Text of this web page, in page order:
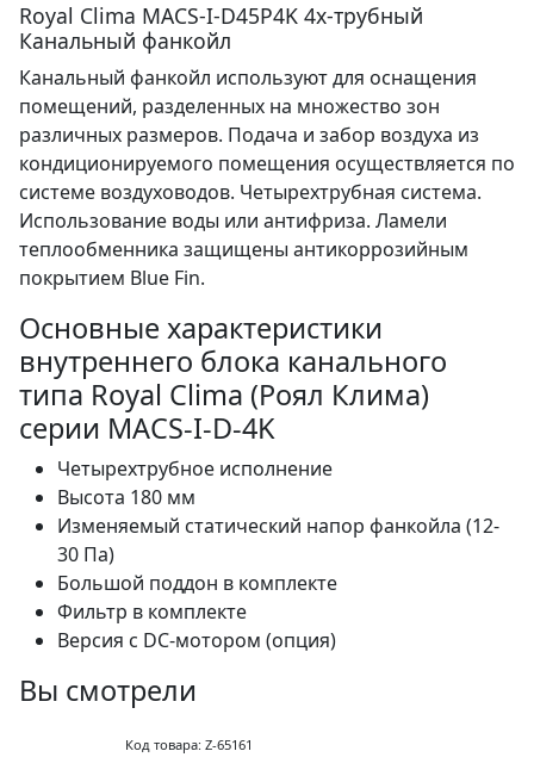
Royal Clima MACS-I-D45P4K 4х-трубный
Канальный фанкойл
Канальный фанкойл используют для оснащения
помещений, разделенных на множество зон
различных размеров. Подача и забор воздуха из
кондиционируемого помещения осуществляется по
системе воздуховодов. Четырехтрубная система.
Использование воды или антифриза. Ламели
теплообменника защищены антикоррозийным
покрытием Blue Fin.
Основные характеристики
внутреннего блока канального
типа Royal Clima (Роял Клима)
серии MACS-I-D-4K
Четырехтрубное исполнение
Высота 180 мм
Изменяемый статический напор фанкойла (12-
30 Па)
Большой поддон в комплекте
Фильтр в комплекте
Версия с DC-мотором (опция)
Вы смотрели
Код товара: Z-65161